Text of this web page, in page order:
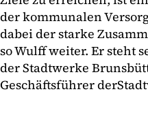
der kommunalen
dabei der starke
so Wulff weiter. Er steht
der Stadtwerke
Geschäftsführer der